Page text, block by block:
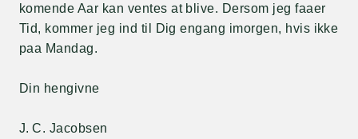
komende Aar kan ventes at blive. Dersom jeg faaer
Tid, kommer jeg ind til Dig engang imorgen, hvis ikke
paa Mandag.
Din hengivne
J. C. Jacobsen